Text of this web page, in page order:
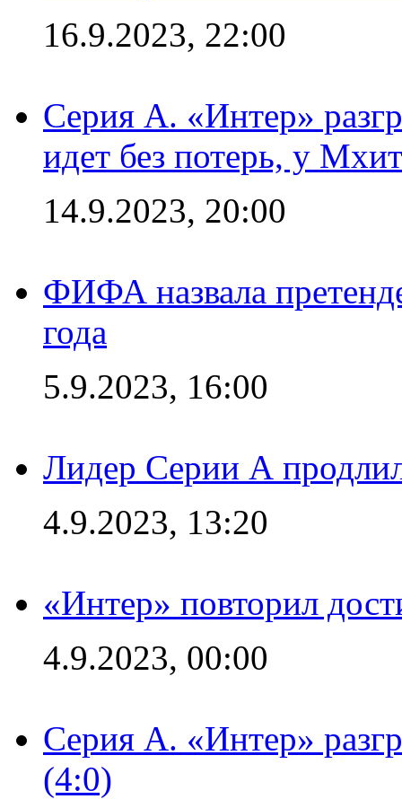
16.9.2023, 22:00
Серия А. «Интер»
идет без потерь, у
14.9.2023, 20:00
ФИФА назвала
года
5.9.2023, 16:00
Лидер Серии А
4.9.2023, 13:20
«Интер» повторил
4.9.2023, 00:00
Серия А. «Интер»
(4:0)